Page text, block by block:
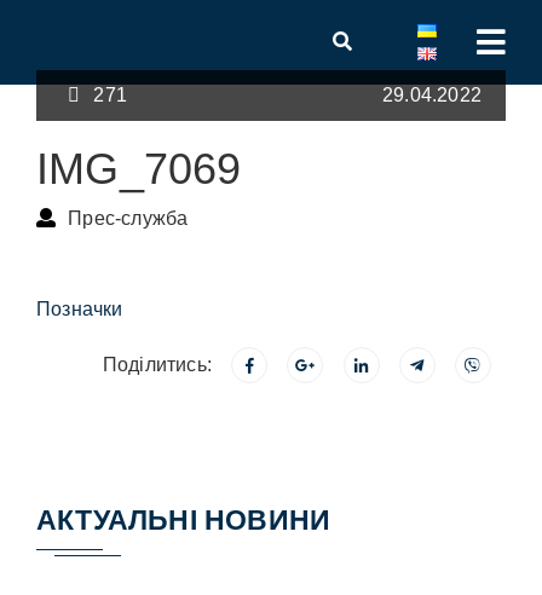
271 29.04.2022
IMG_7069
Прес-служба
Позначки
Поділитись:
АКТУАЛЬНІ НОВИНИ